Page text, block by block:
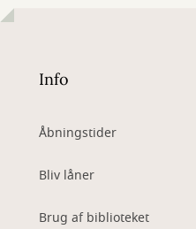
Info
Åbningstider
Bliv låner
Brug af biblioteket